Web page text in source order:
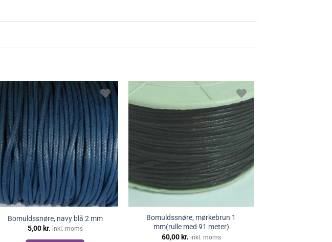
Bomuldssnøre, navy blå 2 mm
5,00 kr. inkl. moms
Bomuldssnøre, mørkebrun 1
mm(rulle med 91 meter)
60,00 kr. inkl. moms